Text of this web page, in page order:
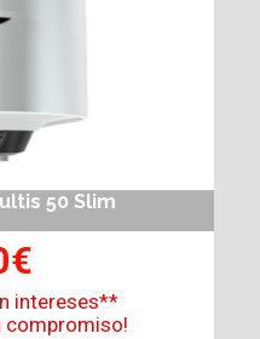
50 Slim
intereses**
compromiso!